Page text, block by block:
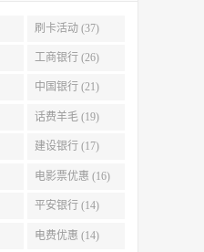
刷卡活动 (37)
工商银行 (26)
中国银行 (21)
话费羊毛 (19)
建设银行 (17)
电影票优惠 (16)
平安银行 (14)
电费优惠 (14)